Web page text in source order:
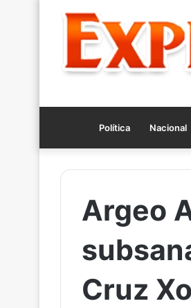
Política Nacional
Argeo
Cruz